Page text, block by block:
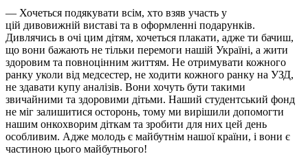
— Хочеться подякувати всім, хто взяв участь у
цій дивовижній виставі та в оформленні подарунків.
Дивлячись в очі цим дітям, хочеться плакати, адже ти бачиш,
що вони бажають не тільки перемоги нашій Україні, а жити
здоровим та повноцінним життям. Не отримувати кожного
ранку уколи від медсестер, не ходити кожного ранку на УЗД,
не здавати купу аналізів. Вони хочуть бути такими
звичайними та здоровими дітьми. Наший студентський фонд
не міг залишитися осторонь, тому ми вирішили допомогти
нашим онкохворим діткам та зробити для них цей день
особливим. Адже молодь є майбутнім нашої країни, і вони є
частиною цього майбутнього!